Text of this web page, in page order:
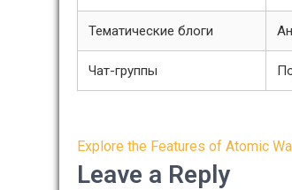
Тематические блоги
Чат-группы
Post
navigation
Explore the Features of Atomic
Leave a Reply